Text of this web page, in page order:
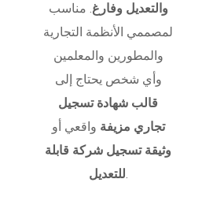
والتعديل وفارغ. مناسب
لمصممي الأنظمة التجارية
والمطورين والمعلمين
وأي شخص يحتاج إلى
قالب شهادة تسجيل
تجاري مزيفة واقعي أو
وثيقة تسجيل شركة قابلة
للتعديل.